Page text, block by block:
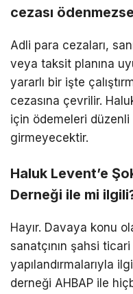
cezası
Adli para cezaları,
veya taksit planına
yararlı bir işte
cezasına çevrilir.
için ödemeleri düzenli
girmeyecektir.
Haluk Levent’e
Derneği ile mi
Hayır. Davaya konu
sanatçının şahsi
yapılandırmalarıyla
derneği AHBAP ile